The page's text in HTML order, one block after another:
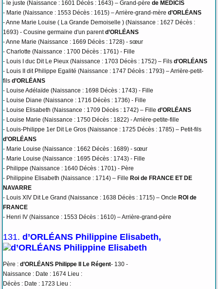
- le juste (Naissance : 1601 Décès : 1643) – Grand-père de MEDICIS
- Marie (Naissance : 1553 Décès : 1615) – Arrière-grand-mère d’ORLÉANS
- Anne Marie Louise ( La Grande Demoiselle ) (Naissance : 1627 Décès :
1693) - Cousine germaine d'un parentd’ORLÉANS
- Anne Marie (Naissance : 1669 Décès : 1728) - sœur
- Charlotte (Naissance : 1700 Décès : 1761) - Fille
- Louis I duc Dit Le Pieux (Naissance : 1703 Décès : 1752) – Fils d’ORLÉANS
- Louis II dit Philippe Egalité (Naissance : 1747 Décès : 1793) – Arrière-petit-
fils d’ORLÉANS
- Louise Adélaïde (Naissance : 1698 Décès : 1743) - Fille
- Louise Diane (Naissance : 1716 Décès : 1736) - Fille
- Louise Elisabeth (Naissance : 1709 Décès : 1742) – Fille d’ORLÉANS
- Louise Marie (Naissance : 1750 Décès : 1822) - Arrière-petite-fille
- Louis-Philippe 1er Dit Le Gros (Naissance : 1725 Décès : 1785) – Petit-fils
d’ORLÉANS
- Marie Louise (Naissance : 1662 Décès : 1689) - sœur
- Marie Louise (Naissance : 1695 Décès : 1743) - Fille
- Philippe (Naissance : 1640 Décès : 1701) - Père
- Philippine Elisabeth (Naissance : 1714) – Fille Roi de FRANCE ET DE
NAVARRE
- Louis XIV Dit Le Grand (Naissance : 1638 Décès : 1715) – Oncle ROI de
FRANCE
- Henri IV (Naissance : 1553 Décès : 1610) – Arrière-grand-père
131. d’ORLÉANS Philippine Elisabeth,
Père : d’ORLÉANS Philippe II Le Régent- 130 -
Naissance : Date : 1674 Lieu :
Décès : Date : 1723 Lieu :